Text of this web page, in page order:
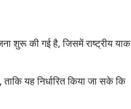
शुरू की गई है, जिसमें राष्ट्रीय याक
यह निर्धारित किया जा सके कि